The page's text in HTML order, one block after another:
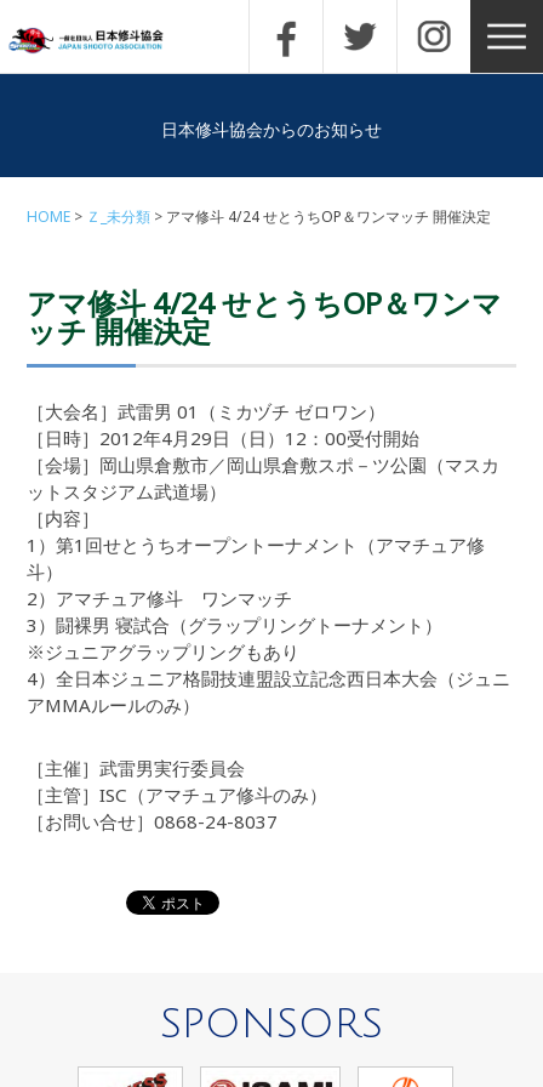
日本修斗協会からのお知らせ
HOME Ｚ_未分類 アマ修斗 4/24 せとうちOP＆ワンマッチ 開催決定
アマ修斗 4/24 せとうちOP＆ワンマ
ッチ 開催決定
［大会名］武雷男 01（ミカヅチ ゼロワン）
［日時］2012年4月29日（日）12：00受付開始
［会場］岡山県倉敷市／岡山県倉敷スポ－ツ公園（マスカ
ットスタジアム武道場）
［内容］
1）第1回せとうちオープントーナメント（アマチュア修
斗）
2）アマチュア修斗 ワンマッチ
3）闘裸男 寝試合（グラップリングトーナメント）
※ジュニアグラップリングもあり
4）全日本ジュニア格闘技連盟設立記念西日本大会（ジュニ
アMMAルールのみ）
［主催］武雷男実行委員会
［主管］ISC（アマチュア修斗のみ）
［お問い合せ］0868-24-8037
SPONSORS